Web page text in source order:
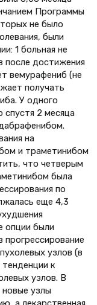
Программы
не было
были
1 больная не
после достижения
вемурафениб (не
получать
У одного
спустя 2 месяца
на
и траметинибом
что четверым
была
по
еще 4,3
опции были
узлов (в
тенденции к
узлов. В
новые узлы